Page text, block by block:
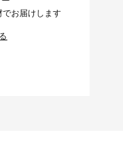
お届けします